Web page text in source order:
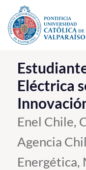
Click acá para ir
La Universidad
Investigación,
PUCV Internacional
Vinculación con el
Eléctrica
Enel Chile,
Agencia
Energética,